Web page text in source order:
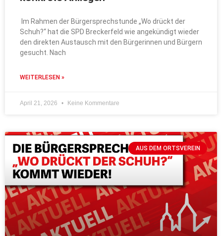
Im Rahmen der Bürgersprechstunde „Wo drückt der
Schuh?“ hat die SPD Breckerfeld wie angekündigt wieder
den direkten Austausch mit den Bürgerinnen und Bürgern
gesucht. Nach
WEITERLESEN »
April 21, 2026 Keine Kommentare
AUS DEM ORTSVEREIN